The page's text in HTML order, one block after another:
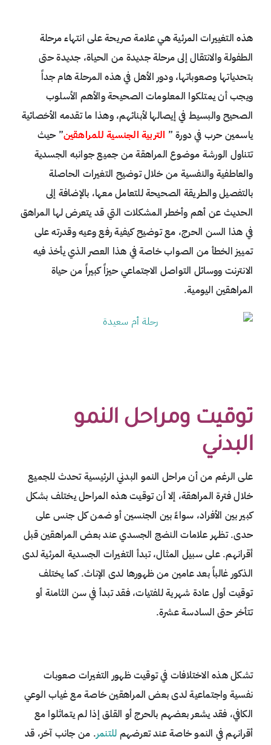
هذه التغييرات المرئية هي علامة صريحة على انتهاء مرحلة
الطفولة والانتقال إلى مرحلة جديدة من الحياة، جديدة حتى
بتحدياتها وصعوباتها، ودور الأهل في هذه المرحلة هام جداً
ويجب أن يمتلكوا المعلومات الصحيحة والأهم الأسلوب
الصحيح والبسيط في إيصالها لأبنائهم، وهذا ما تقدمه الأخصائية
ياسمين حرب في دورة ” التربية الجنسية للمراهقين” حيث
تتناول الورشة موضوع المراهقة من جميع جوانبه الجسدية
والعاطفية والنفسية من خلال توضيح التغيرات الحاصلة
بالتفصيل والطريقة الصحيحة للتعامل معها، بالإضافة إلى
الحديث عن أهم وأخطر المشكلات التي قد يتعرض لها المراهق
في هذا السن الحرج، مع توضيح كيفية رفع وعيه وقدرته على
تمييز الخطأ من الصواب خاصة في هذا العصر الذي يأخذ فيه
الانترنت ووسائل التواصل الاجتماعي حيزاً كبيراً من حياة
المراهقين اليومية.
توقيت ومراحل النمو
البدني
على الرغم من أن مراحل النمو البدني الرئيسية تحدث للجميع
خلال فترة المراهقة، إلا أن توقيت هذه المراحل يختلف بشكل
كبير بين الأفراد، سواءً بين الجنسين أو ضمن كل جنس على
حدى. تظهر علامات النضج الجسدي عند بعض المراهقين قبل
أقرانهم. على سبيل المثال، تبدأ التغيرات الجسدية المرئية لدى
الذكور غالباً بعد عامين من ظهورها لدى الإناث. كما يختلف
توقيت أول عادة شهرية للفتيات، فقد تبدأ في سن الثامنة أو
تتأخر حتى السادسة عشرة.
تشكل هذه الاختلافات في توقيت ظهور التغيرات صعوبات
نفسية واجتماعية لدى بعض المراهقين خاصة مع غياب الوعي
الكافي، فقد يشعر بعضهم بالحرج أو القلق إذا لم يتماثلوا مع
أقرانهم في النمو خاصة عند تعرضهم للتنمر. من جانب آخر، قد